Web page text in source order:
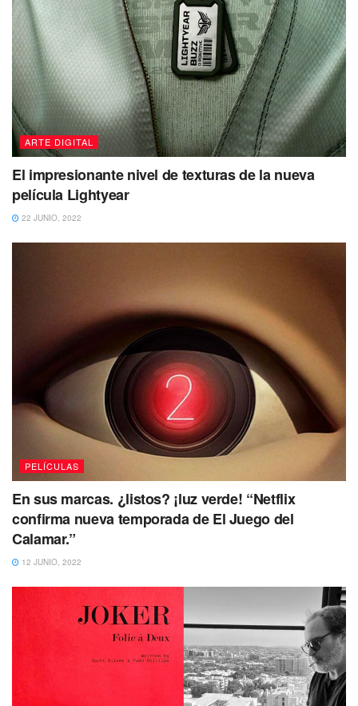
ARTE DIGITAL
El impresionante nivel de texturas de la nueva
película Lightyear
22 JUNIO, 2022
PELÍCULAS
En sus marcas. ¿listos? ¡luz verde! “Netflix
confirma nueva temporada de El Juego del
Calamar.”
12 JUNIO, 2022